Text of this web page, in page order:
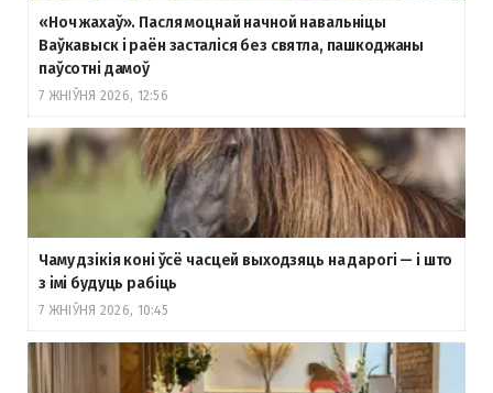
«Ноч жахаў». Пасля моцнай начной навальніцы
Ваўкавыск і раён засталіся без святла, пашкоджаны
паўсотні дамоў
7 ЖНІЎНЯ 2026, 12:56
Чаму дзікія коні ўсё часцей выходзяць на дарогі — і што
з імі будуць рабіць
7 ЖНІЎНЯ 2026, 10:45